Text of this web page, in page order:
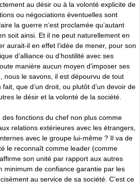
au désir ou à la volonté explicite de
ou négociations éventuelles sont
la guerre n’est proclamée qu’autant
soit ainsi. Et il ne peut naturellement en
aurait-il en effet l’idée de mener, pour son
d’alliance ou d’hostilité avec ses
manière aucun moyen d’imposer ses
nous le savons, il est dépourvu de tout
que d’un droit, ou plutôt d’un devoir de
le désir et la volonté de la société.
des fonctions du chef non plus comme
relations extérieures avec les étrangers,
avec le groupe lui-même ? Il va de
le reconnaît comme leader (comme
son unité par rapport aux autres
minimum de confiance garantie par les
au service de sa société. C’est ce